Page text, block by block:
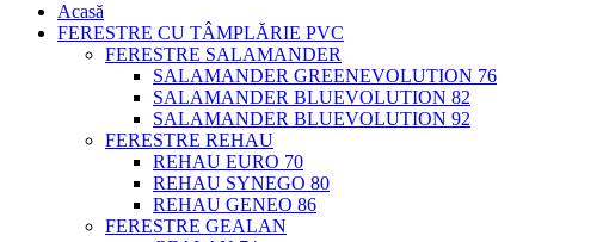
Acasă
FERESTRE CU TÂMPLĂRIE PVC
FERESTRE SALAMANDER
SALAMANDER GREENEVOLUTION 76
SALAMANDER BLUEVOLUTION 82
SALAMANDER BLUEVOLUTION 92
FERESTRE REHAU
REHAU EURO 70
REHAU SYNEGO 80
REHAU GENEO 86
FERESTRE GEALAN